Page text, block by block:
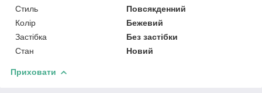
Стиль
Повсякденний
Колір
Бежевий
Застібка
Без застібки
Стан
Новий
Приховати